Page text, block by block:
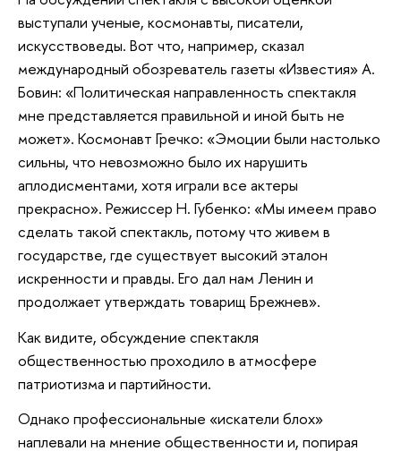
выступали ученые, космонавты, писатели,
искусствоведы. Вот что, например, сказал
международный обозреватель газеты «Известия» А.
Бовин: «Политическая направленность спектакля
мне представляется правильной и иной быть не
может». Космонавт Гречко: «Эмоции были настолько
сильны, что невозможно было их нарушить
аплодисментами, хотя играли все актеры
прекрасно». Режиссер Н. Губенко: «Мы имеем право
сделать такой спектакль, потому что живем в
государстве, где существует высокий эталон
искренности и правды. Его дал нам Ленин и
продолжает утверждать товарищ Брежнев».
Как видите, обсуждение спектакля
общественностью проходило в атмосфере
патриотизма и партийности.
Однако профессиональные «искатели блох»
наплевали на мнение общественности и, попирая